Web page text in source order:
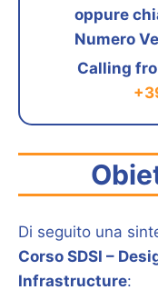
oppure
Numero
Calling
Di seguito una
Corso SDSI –
Infrastructure: